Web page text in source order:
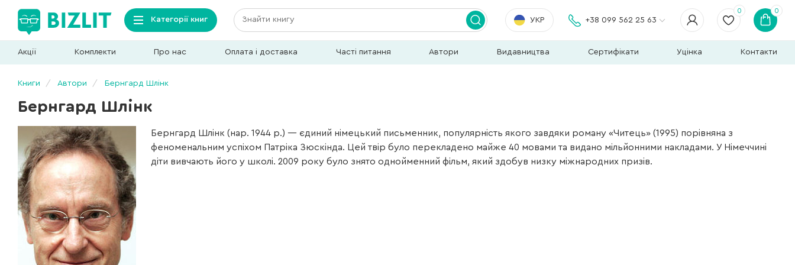
Категорії книг УКР +38 099 562 25 63
0 0
Акції Комплекти Про нас Оплата і доставка Часті питання Автори Видавництва Сертифікати Уцінка Контакти
Книги Автори Бернгард Шлінк
Бернгард Шлінк
Бернгард Шлінк (нар. 1944 р.) — єдиний німецький письменник, популярність якого завдяки роману «Читець» (1995) порівняна з
феноменальним успіхом Патріка Зюскінда. Цей твір було перекладено майже 40 мовами та видано мільйонними накладами. У Німеччині
діти вивчають його у школі. 2009 року було знято однойменний фільм, який здобув низку міжнародних призів.